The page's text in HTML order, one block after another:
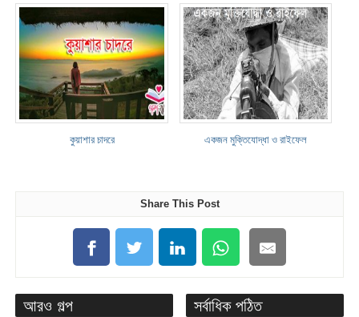
কুয়াশার চাদরে একজন মুক্তিযোদ্ধা ও রাইফেল
Share This Post
আরও গল্প সর্বাধিক পঠিত